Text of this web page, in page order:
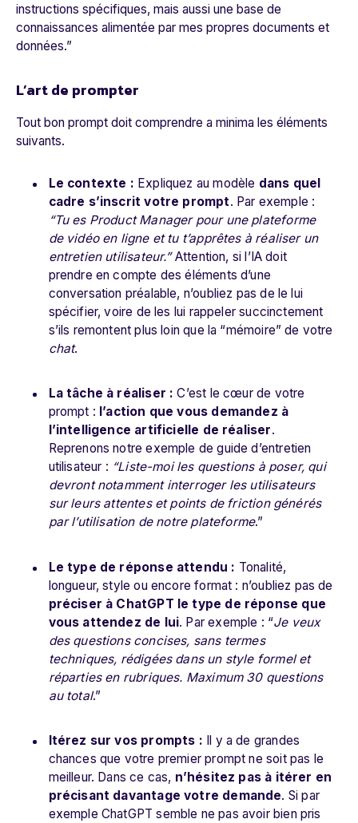
instructions spécifiques, mais aussi une base de
connaissances alimentée par mes propres documents et
données.”
L’art de prompter
Tout bon prompt doit comprendre a minima les éléments
suivants.
Le contexte : Expliquez au modèle dans quel
cadre s’inscrit votre prompt. Par exemple :
“Tu es Product Manager pour une plateforme
de vidéo en ligne et tu t’apprêtes à réaliser un
entretien utilisateur.”Attention, si l’IA doit
prendre en compte des éléments d’une
conversation préalable, n’oubliez pas de le lui
spécifier, voire de les lui rappeler succinctement
s’ils remontent plus loin que la “mémoire” de votre
chat.
La tâche à réaliser :C’est le cœur de votre
prompt : l’action que vous demandez à
l’intelligence artificielle de réaliser.
Reprenons notre exemple de guide d’entretien
utilisateur : “Liste-moi les questions à poser, qui
devront notamment interroger les utilisateurs
sur leurs attentes et points de friction générés
par l’utilisation de notre plateforme.”
Le type de réponse attendu : Tonalité,
longueur, style ou encore format : n’oubliez pas de
préciser à ChatGPT le type de réponse que
vous attendez de lui. Par exemple : “Je veux
des questions concises, sans termes
techniques, rédigées dans un style formel et
réparties en rubriques. Maximum 30 questions
au total.”
Itérez sur vos prompts : Il y a de grandes
chances que votre premier prompt ne soit pas le
meilleur. Dans ce cas, n’hésitez pas à itérer en
précisant davantage votre demande. Si par
exemple ChatGPT semble ne pas avoir bien pris